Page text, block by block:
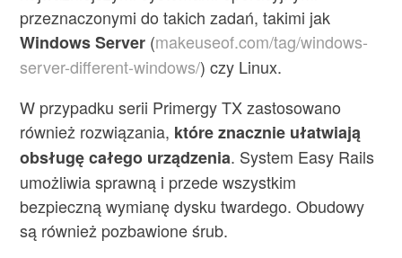
przeznaczonymi do takich zadań, takimi jak
Windows Server (makeuseof.com/tag/windows-
server-different-windows/) czy Linux.
W przypadku serii Primergy TX zastosowano
również rozwiązania, które znacznie ułatwiają
obsługę całego urządzenia. System Easy Rails
umożliwia sprawną i przede wszystkim
bezpieczną wymianę dysku twardego. Obudowy
są również pozbawione śrub.